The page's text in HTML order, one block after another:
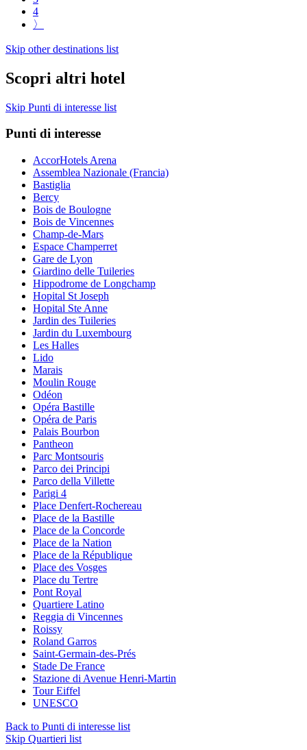
4
〉
Skip other destinations list
Scopri altri hotel
Skip Punti di interesse list
Punti di interesse
AccorHotels Arena
Assemblea Nazionale (Francia)
Bastiglia
Bercy
Bois de Boulogne
Bois de Vincennes
Champ-de-Mars
Espace Champerret
Gare de Lyon
Giardino delle Tuileries
Hippodrome de Longchamp
Hopital St Joseph
Hopital Ste Anne
Jardin des Tuileries
Jardin du Luxembourg
Les Halles
Lido
Marais
Moulin Rouge
Odéon
Opéra Bastille
Opéra de Paris
Palais Bourbon
Pantheon
Parc Montsouris
Parco dei Principi
Parco della Villette
Parigi 4
Place Denfert-Rochereau
Place de la Bastille
Place de la Concorde
Place de la Nation
Place de la République
Place des Vosges
Place du Tertre
Pont Royal
Quartiere Latino
Reggia di Vincennes
Roissy
Roland Garros
Saint-Germain-des-Prés
Stade De France
Stazione di Avenue Henri-Martin
Tour Eiffel
UNESCO
Back to Punti di interesse list
Skip Quartieri list